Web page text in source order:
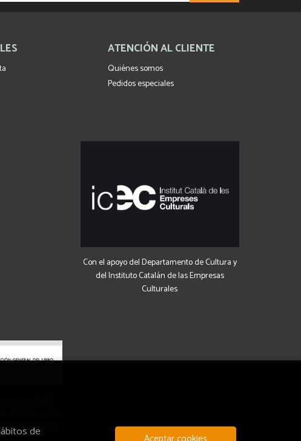
ATENCIÓN AL CLIENTE
Quiénes somos
Pedidos especiales
Con el apoyo del Departamento de Cultura y
del Instituto Catalán de las Empresas
Culturales
de la Lectura.
de